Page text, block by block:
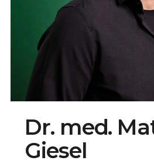
Dr. med.
Giesel